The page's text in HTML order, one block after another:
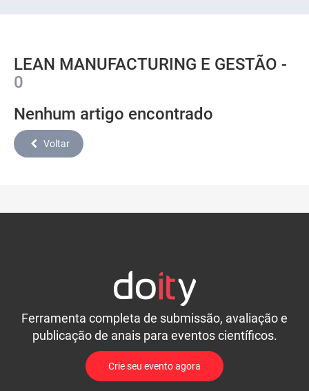
LEAN MANUFACTURING E GESTÃO -
0
Nenhum artigo encontrado
Voltar
Ferramenta completa de submissão, avaliação e
publicação de anais para eventos científicos.
Crie seu evento agora